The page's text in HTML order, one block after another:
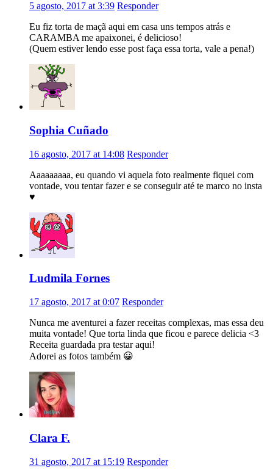
5 agosto, 2017 at 3:39 Responder
Eu fiz torta de maçã aqui em casa uns tempos atrás e
CARAMBA me apaixonei, é delicioso!
(Quem estiver lendo esse post faça essa torta, vale a pena!)
Sophia Cuñado
16 agosto, 2017 at 14:08 Responder
Aaaaaaaaa, eu quando vi aquela foto realmente fiquei com
vontade, vou tentar fazer e se conseguir até te marco no insta
♥
Ludmila Fornes
17 agosto, 2017 at 0:07 Responder
Nunca me aventurei a fazer receitas complexas, mas essa deu
muita vontade! Que torta linda que ficou e parece delicia <3
Receita guardada pra testar aqui!
Adorei as fotos também 😀
Clara F.
31 agosto, 2017 at 15:19 Responder